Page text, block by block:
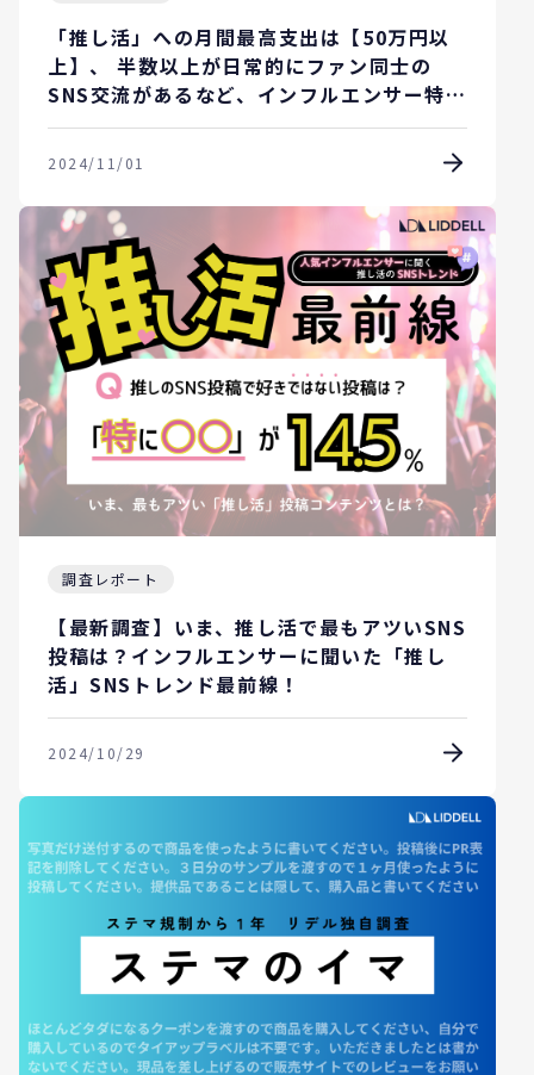
「推し活」への月間最高支出は【50万円以
上】、 半数以上が日常的にファン同士の
SNS交流があるなど、インフルエンサー特有
の「推し貢献」の結果が明らかに。
2024/11/01
調査レポート
【最新調査】いま、推し活で最もアツいSNS
投稿は？インフルエンサーに聞いた「推し
活」SNSトレンド最前線！
2024/10/29